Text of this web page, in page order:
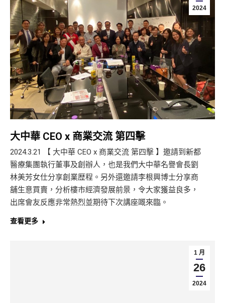
2024
大中華 CEO x 商業交流 第四擊
2024.3.21 【 大中華 CEO x 商業交流 第四擊 】邀請到新都
醫療集團執行董事及創辦人，也是我們大中華名譽會長劉
林美芳女仕分享創業歴程。另外還邀請李根興博士分享商
舖生意買賣，分析樓市經濟發展前景，令大家獲益良多，
出席會友反應非常熱烈並期待下次講座嘅來臨。
查看更多
1 月
26
2024